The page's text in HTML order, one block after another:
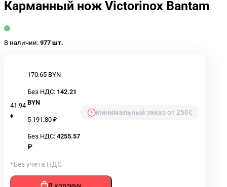
Карманный нож Victorinox Bantam
В наличии: 977 шт.
41.94
€
170.65 BYN
Без НДС: 142.21
BYN
5 191.80 ₽
Без НДС:4255.57
₽
минимальный заказ от 250€
*Без учета НДС